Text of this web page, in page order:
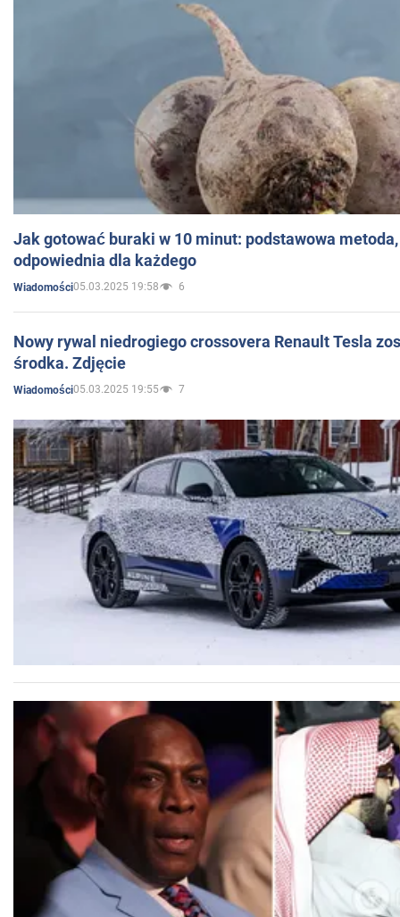
Jak gotować buraki w 10 minut: podstawowa
odpowiednia dla każdego
Wiadomości05.03.2025 19:58 6
Nowy rywal niedrogiego crossovera Renault Tesla
środka. Zdjęcie
Wiadomości05.03.2025 19:55 7